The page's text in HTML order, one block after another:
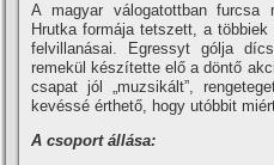
A magyar válogatottban
Hrutka formája tetszett, a
felvillanásai. Egressyt gólja
remekül készí­tette elő a döntő
csapat jól „muzsikált”,
kevéssé érthető, hogy utóbbit
A csoport állása: